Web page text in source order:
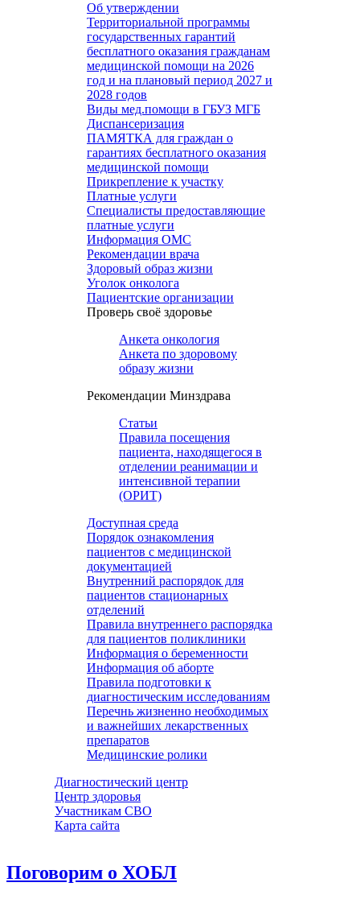
Об утверждении
Территориальной программы
государственных гарантий
бесплатного оказания гражданам
медицинской помощи на 2026
год и на плановый период 2027 и
2028 годов
Виды мед.помощи в ГБУЗ МГБ
Диспансеризация
ПАМЯТКА для граждан о
гарантиях бесплатного оказания
медицинской помощи
Прикрепление к участку
Платные услуги
Специалисты предоставляющие
платные услуги
Информация ОМС
Рекомендации врача
Здоровый образ жизни
Уголок онколога
Пациентские организации
Проверь своё здоровье
Анкета онкология
Анкета по здоровому
образу жизни
Рекомендации Минздрава
Статьи
Правила посещения
пациента, находящегося в
отделении реанимации и
интенсивной терапии
(ОРИТ)
Доступная среда
Порядок ознакомления
пациентов с медицинской
документацией
Внутренний распорядок для
пациентов стационарных
отделений
Правила внутреннего распорядка
для пациентов поликлиники
Информация о беременности
Информация об аборте
Правила подготовки к
диагностическим исследованиям
Перечнь жизненно необходимых
и важнейших лекарственных
препаратов
Медицинские ролики
Диагностический центр
Центр здоровья
Участникам СВО
Карта сайта
Поговорим о ХОБЛ